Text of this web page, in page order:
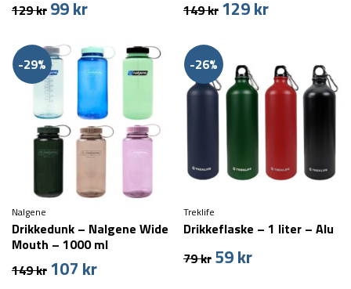
129kr Den
pris
var:
129 kr.
99krDen
pris
er:
99 kr.
149kr Den
var:
149 kr.
129krDen
129 kr.
-29%
Nalgene
Drikkedunk – Nalgene Wide
Mouth – 1000 ml
149kr Den
107 krDen
-26%
Treklife
Drikkeflaske – 1 liter – Alu
79kr Den
59krDen